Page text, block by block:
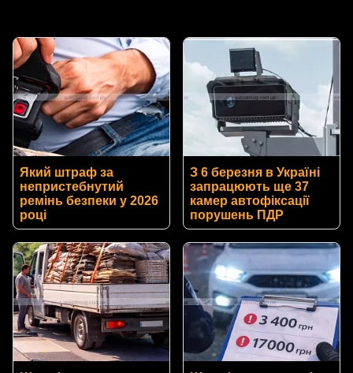
Який штраф за
непристебнутий
ремінь безпеки у 2026
році
З 6 березня в Україні
запрацюють ще 37
камер автофіксації
порушень ПДР